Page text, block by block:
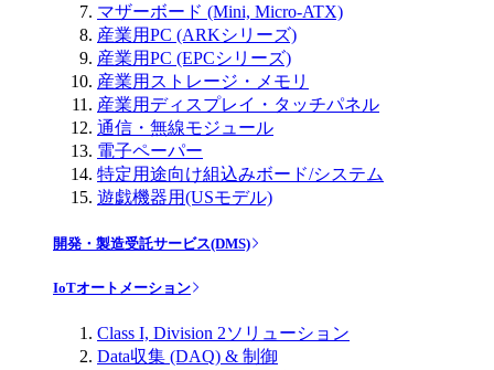
マザーボード (Mini, Micro-ATX)
産業用PC (ARKシリーズ)
産業用PC (EPCシリーズ)
産業用ストレージ・メモリ
産業用ディスプレイ・タッチパネル
通信・無線モジュール
電子ペーパー
特定用途向け組込みボード/システム
遊戯機器用(USモデル)
開発・製造受託サービス(DMS)
IoTオートメーション
Class I, Division 2ソリューション
Data収集 (DAQ) & 制御